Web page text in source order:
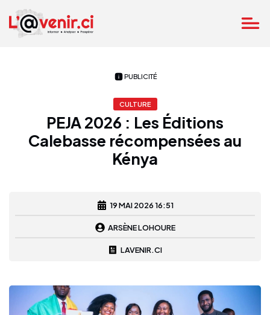
PUBLICITÉ
CULTURE
PEJA 2026 : Les Éditions
Calebasse récompensées au
Kénya
19 MAI 2026 16:51
ARSÈNE LOHOURE
LAVENIR.CI